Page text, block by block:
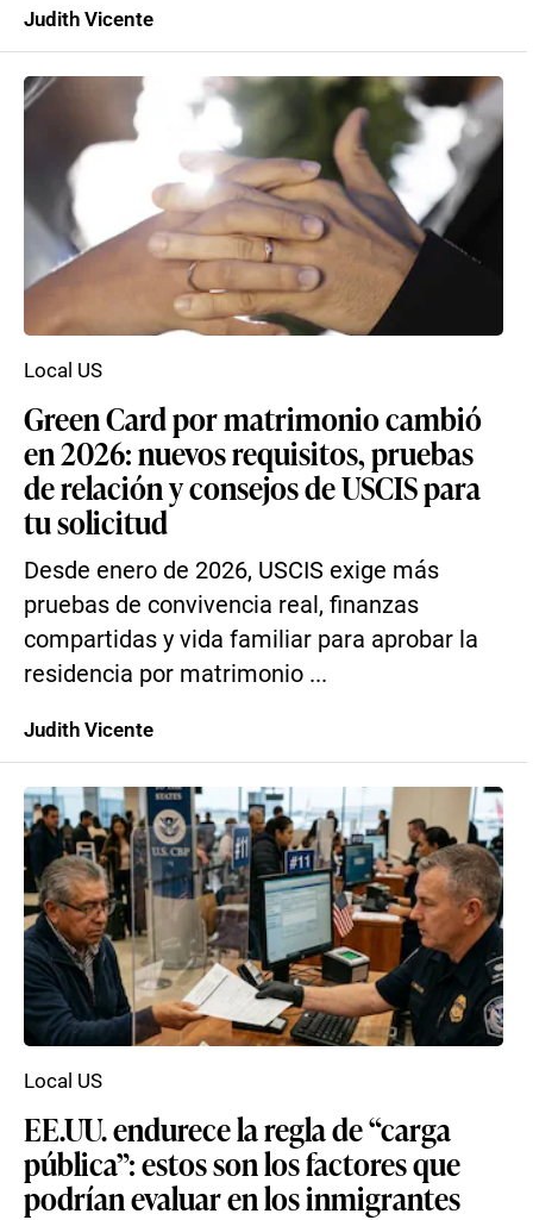
Judith Vicente
Green Card por matrimonio cambió
en 2026: nuevos requisitos, pruebas
de relación y consejos de USCIS para
tu solicitud
Desde enero de 2026, USCIS exige más
pruebas de convivencia real, finanzas
compartidas y vida familiar para aprobar la
residencia por matrimonio ...
Local US
Judith Vicente
EE.UU. endurece la regla de “carga
pública”: estos son los factores que
podrían evaluar en los inmigrantes
Local US